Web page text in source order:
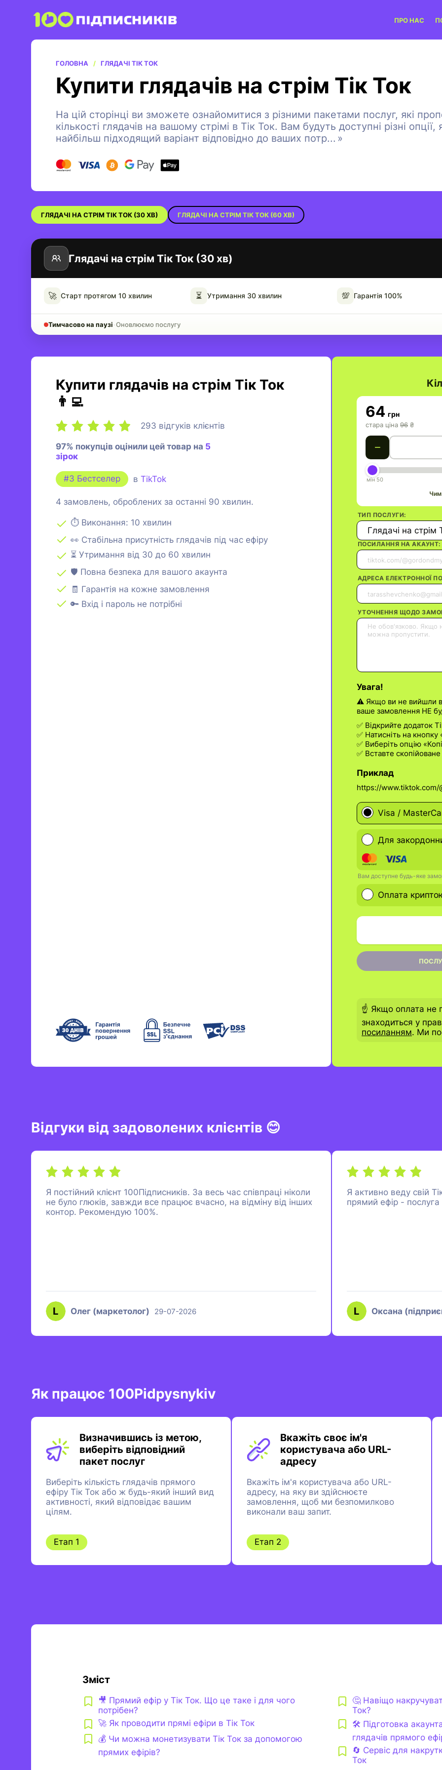
ПРО НАС
ГОЛОВНА ГЛЯДАЧІ ТІК ТОК
Купити глядачів на стрім Тік Ток
На цій сторінці ви зможете ознайомитися з різними пакетами послуг, які
кількості глядачів на вашому стрімі в Тік Ток. Вам будуть доступні різні
найбільш підходящий варіант відповідно до ваших потр... »
ГЛЯДАЧІ НА СТРІМ ТІК ТОК (30 ХВ) ГЛЯДАЧІ НА СТРІМ ТІК ТОК (60 ХВ)
Глядачі на стрім Тік Ток (30 хв)
🚀 Старт протягом 10 хвилин ⏳ Утримання 30 хвилин 💯 Гарантія 100%
Тимчасово на паузі·Оновлюємо послугу
Купити глядачів на стрім Тік Ток
👨‍💻
293 відгуків клієнтів
97% покупців оцінили цей товар на 5
зірок
#3 Бестселер в TikTok
4 замовлень, оброблених за останні 90 хвилин.
⏱ Виконання: 10 хвилин
👀 Стабільна присутність глядачів під час ефіру
⏳ Утримання від 30 до 60 хвилин
🛡 Повна безпека для вашого акаунта
🧾 Гарантія на кожне замовлення
🔑 Вхід і пароль не потрібні
64 грн
стара ціна 96 ₴
−
мін 50
Чим
ТИП ПОСЛУГИ:
Глядачі на стрім
ПОСИЛАННЯ НА АКАУНТ:
АДРЕСА ЕЛЕКТРОННОЇ
УТОЧНЕННЯ ЩОДО
Увага!
⚠️ Якщо ви не вийшли в
ваше замовлення НЕ
✅ Відкрийте додаток
✅ Натисніть на кнопку
✅ Виберіть опцію
✅ Вставте
Приклад
https://www.tiktok.com/
Visa /
Для
Вам доступне будь-яке
Оплата
☝️ Якщо оплата не
знаходиться у
посиланням. Ми
Відгуки від задоволених клієнтів 😊
Я постійний клієнт 100Підписників. За весь час співпраці ніколи
не було глюків, завжди все працює вчасно, на відміну від інших
контор. Рекомендую 100%.
Олег (маркетолог) 29-07-2026
Я активно веду свій
прямий ефір -
Оксана
Як працює 100Pidpysnykiv
Визначившись із метою,
виберіть відповідний
пакет послуг
Виберіть кількість глядачів прямого
ефіру Тік Ток або ж будь-який інший вид
активності, який відповідає вашим
цілям.
Етап 1
Вкажіть своє ім'я
користувача або URL-
адресу
Вкажіть ім'я користувача або URL-
адресу, на яку ви здійснюєте
замовлення, щоб ми безпомилково
виконали ваш запит.
Етап 2
Зміст
🎥 Прямий ефір у Тік Ток. Що це таке і для чого
потрібен?
🚀 Як проводити прямі ефіри в Тік Ток
💰 Чи можна монетизувати Тік Ток за допомогою
прямих ефірів?
🤔 Навіщо
Ток?
🛠️ Підготовка
глядачів прямого
🔄 Сервіс для
Ток